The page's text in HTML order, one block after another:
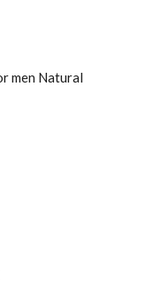
men Natural